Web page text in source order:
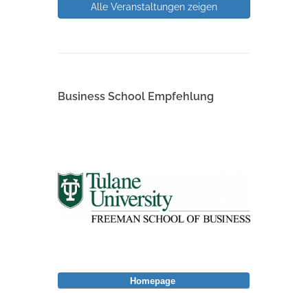
Alle Veranstaltungen zeigen
Business School Empfehlung
Homepage